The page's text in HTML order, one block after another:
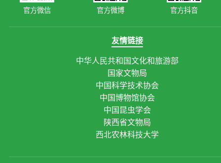
官方微信 官方微博 官方抖音
友情链接
中华人民共和国文化和旅游部
国家文物局
中国科学技术协会
中国博物馆协会
中国昆虫学会
陕西省文物局
西北农林科技大学